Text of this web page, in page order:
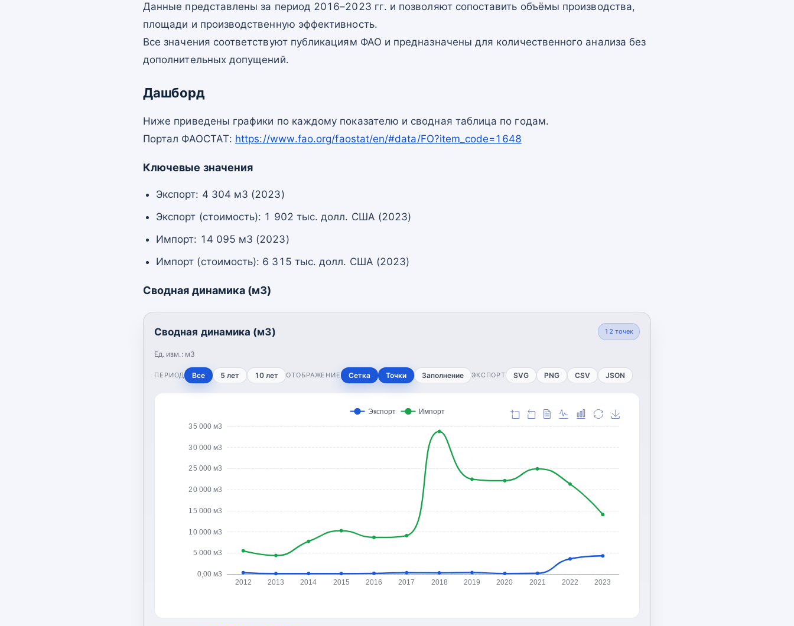
Данные представлены за период 2016–2023 гг. и позволяют сопоставить объёмы производства,
площади и производственную эффективность.
Все значения соответствуют публикациям ФАО и предназначены для количественного анализа без
дополнительных допущений.
Дашборд
Ниже приведены графики по каждому показателю и сводная таблица по годам.
Портал ФАОСТАТ: https://www.fao.org/faostat/en/#data/FO?item_code=1648
Ключевые значения
Экспорт: 4 304 м3 (2023)
Экспорт (стоимость): 1 902 тыс. долл. США (2023)
Импорт: 14 095 м3 (2023)
Импорт (стоимость): 6 315 тыс. долл. США (2023)
Сводная динамика (м3)
Сводная динамика (м3)
Ед. изм.: м3
12 точек
ПЕРИОД Все 5 лет 10 лет ОТОБРАЖЕНИЕ Сетка Точки Заполнение ЭКСПОРТ SVG PNG CSV JSON
0,00 м3
5 000 м3
10 000 м3
15 000 м3
20 000 м3
25 000 м3
30 000 м3
35 000 м3
2012 2013 2014 2015 2016 2017 2018 2019 2020 2021 2022 2023
Экспорт Импорт